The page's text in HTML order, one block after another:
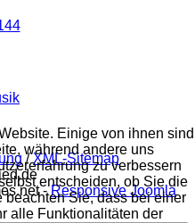
/XML-Sitemap
-Responsive Joomla
Einige von ihnen sind
während andere uns
zu verbessern
entscheiden, ob Sie die
Sie, dass bei einer
alle Funktionalitäten der